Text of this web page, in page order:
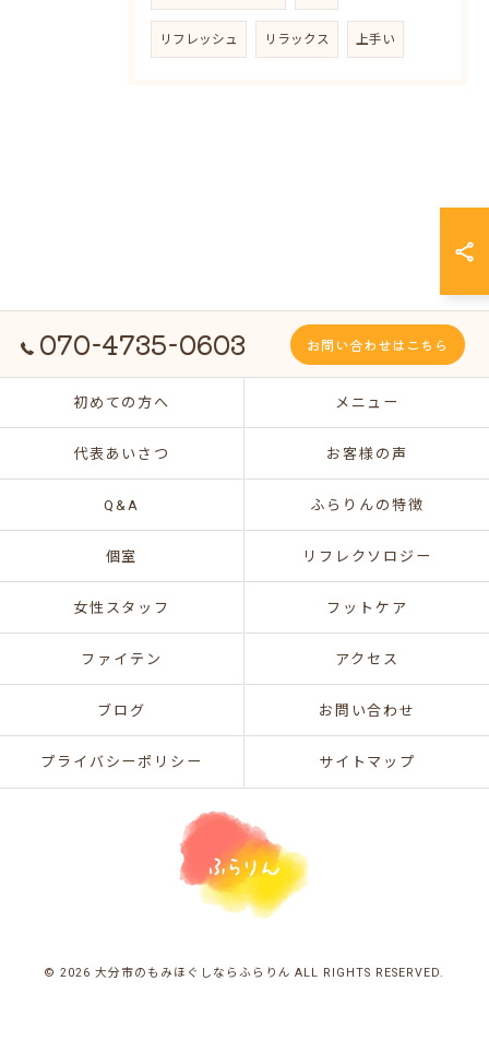
リフレッシュ リラックス 上手い
070-4735-0603 お問い合わせはこちら
初めての方へ メニュー
代表あいさつ お客様の声
Q&A ふらりんの特徴
個室 リフレクソロジー
女性スタッフ フットケア
ファイテン アクセス
ブログ お問い合わせ
プライバシーポリシー サイトマップ
© 2026 大分市のもみほぐしならふらりん ALL RIGHTS RESERVED.